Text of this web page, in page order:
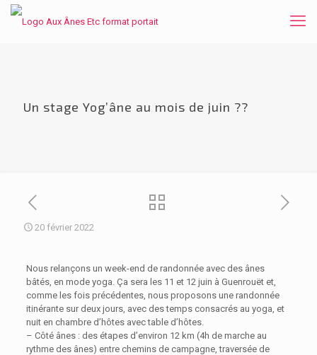
Un stage Yog’âne au mois de juin ??
20 février 2022
Nous relançons un week-end de randonnée avec des ânes
bâtés, en mode yoga. Ça sera les 11 et 12 juin à Guenrouët et,
comme les fois précédentes, nous proposons une randonnée
itinérante sur deux jours, avec des temps consacrés au yoga, et
nuit en chambre d’hôtes avec table d’hôtes.
– Côté ânes : des étapes d’environ 12 km (4h de marche au
rythme des ânes) entre chemins de campagne, traversée de